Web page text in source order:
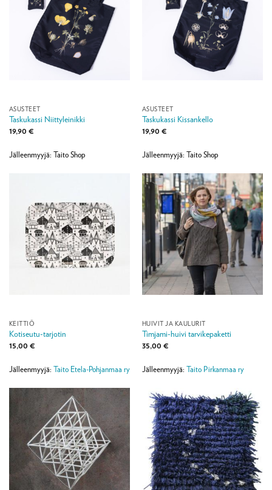
ASUSTEET
Taskukassi Niittyleinikki
19,90 €
Jälleenmyyjä: Taito Shop
ASUSTEET
Taskukassi Kissankello
19,90 €
Jälleenmyyjä: Taito Shop
KEITTIÖ
Kotiseutu-tarjotin
15,00 €
Jälleenmyyjä: Taito Etela-Pohjanmaa ry
HUIVIT JA KAULURIT
Timjami-huivi tarvikepaketti
35,00 €
Jälleenmyyjä: Taito Pirkanmaa ry